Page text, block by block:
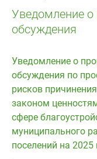
Уведомление о
обсуждения
Уведомление о
обсуждения по
рисков
законом
сфере
муниципального
поселений на 2025